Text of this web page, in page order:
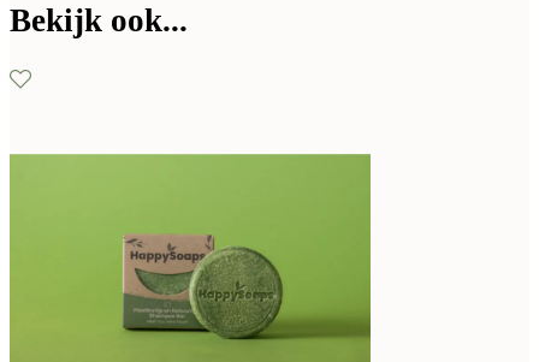
Bekijk ook...